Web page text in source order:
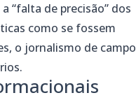
“falta de precisão” dos
como se fossem
o jornalismo de campo